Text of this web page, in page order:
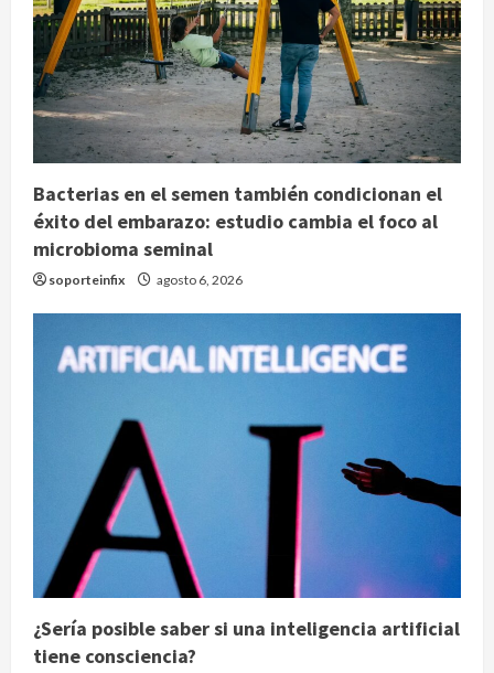
Bacterias en el semen también condicionan el
éxito del embarazo: estudio cambia el foco al
microbioma seminal
soporteinfix agosto 6, 2026
¿Sería posible saber si una inteligencia artificial
tiene consciencia?